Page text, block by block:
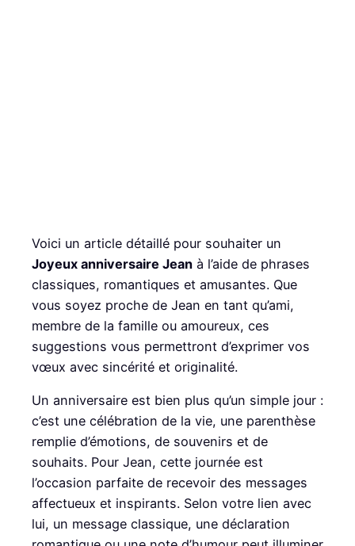
Voici un article détaillé pour souhaiter un
Joyeux anniversaire Jean à l’aide de phrases
classiques, romantiques et amusantes. Que
vous soyez proche de Jean en tant qu’ami,
membre de la famille ou amoureux, ces
suggestions vous permettront d’exprimer vos
vœux avec sincérité et originalité.
Un anniversaire est bien plus qu’un simple jour :
c’est une célébration de la vie, une parenthèse
remplie d’émotions, de souvenirs et de
souhaits. Pour Jean, cette journée est
l’occasion parfaite de recevoir des messages
affectueux et inspirants. Selon votre lien avec
lui, un message classique, une déclaration